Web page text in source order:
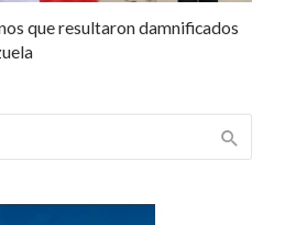
que resultaron damnificados